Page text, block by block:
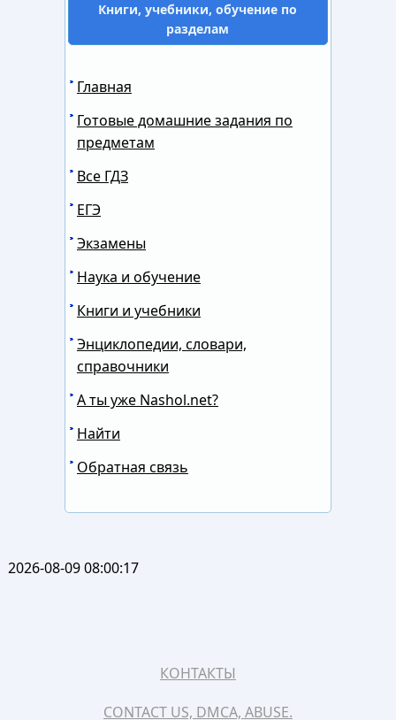
Книги, учебники, обучение по
разделам
Главная
Готовые домашние задания по
предметам
Все ГДЗ
ЕГЭ
Экзамены
Наука и обучение
Книги и учебники
Энциклопедии, словари,
справочники
А ты уже Nashol.net?
Найти
Обратная связь
2026-08-09 08:00:17
КОНТАКТЫ
CONTACT US, DMCA, ABUSE.